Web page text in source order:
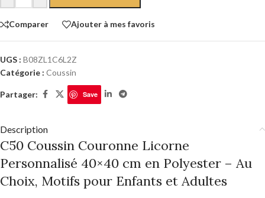
Comparer Ajouter à mes favoris
UGS : B08ZL1C6L2Z
Catégorie : Coussin
Partager: Save
Description
C50 Coussin Couronne Licorne
Personnalisé 40×40 cm en Polyester – Au
Choix, Motifs pour Enfants et Adultes